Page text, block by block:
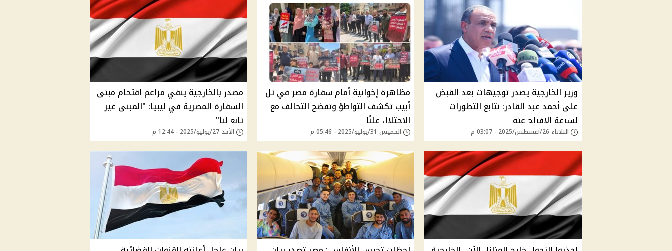
وزير الخارجية يصدر توجيهات بعد القبض
على أحمد عبد القادر: نتابع التطورات
لسرعة الإفراج عنه
الثلاثاء 26/أغسطس/2025 - 03:07 م
مظاهرة إخوانية أمام سفارة مصر في تل
أبيب تكشف التواطؤ وتفضح التحالف مع
الاحتلال علنًا
الخميس 31/يوليو/2025 - 05:46 م
مصدر بالخارجية ينفي مزاعم اقتحام مبنى
السفارة المصرية في ليبيا: "المبنى غير
تابع لنا"
الأحد 27/يوليو/2025 - 12:44 م